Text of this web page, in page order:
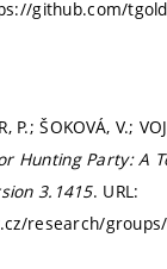
github.com/
P.; ŠOKOVÁ, V.;
Hunting Party: A
3.1415. URL:
research/